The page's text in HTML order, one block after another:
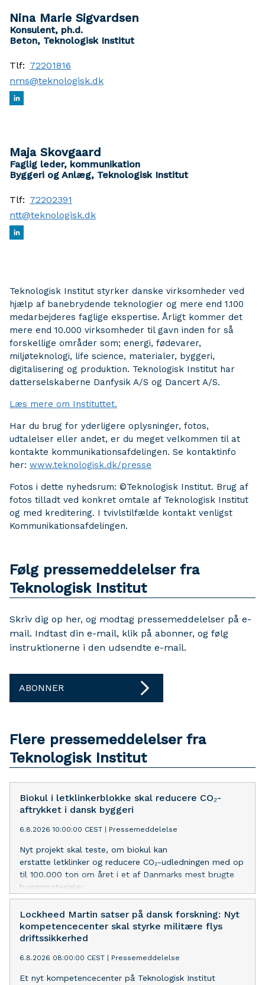
Nina Marie Sigvardsen
Konsulent, ph.d.
Beton, Teknologisk Institut
Tlf: 72201816
nms@teknologisk.dk
Maja Skovgaard
Faglig leder, kommunikation
Byggeri og Anlæg, Teknologisk Institut
Tlf: 72202391
ntt@teknologisk.dk
Teknologisk Institut styrker danske virksomheder ved
hjælp af banebrydende teknologier og mere end 1.100
medarbejderes faglige ekspertise. Årligt kommer det
mere end 10.000 virksomheder til gavn inden for så
forskellige områder som; energi, fødevarer,
miljøteknologi, life science, materialer, byggeri,
digitalisering og produktion. Teknologisk Institut har
datterselskaberne Danfysik A/S og Dancert A/S.
Læs mere om Instituttet.
Har du brug for yderligere oplysninger, fotos,
udtalelser eller andet, er du meget velkommen til at
kontakte kommunikationsafdelingen. Se kontaktinfo
her: www.teknologisk.dk/presse
Fotos i dette nyhedsrum: ©Teknologisk Institut. Brug af
fotos tilladt ved konkret omtale af Teknologisk Institut
og med kreditering. I tvivlstilfælde kontakt venligst
Kommunikationsafdelingen.
Følg pressemeddelelser fra
Teknologisk Institut
Skriv dig op her, og modtag pressemeddelelser på e-
mail. Indtast din e-mail, klik på abonner, og følg
instruktionerne i den udsendte e-mail.
ABONNER
Flere pressemeddelelser fra
Teknologisk Institut
Biokul i letklinkerblokke skal reducere CO₂-
aftrykket i dansk byggeri
6.8.2026 10:00:00 CEST Pressemeddelelse
Nyt projekt skal teste, om biokul kan
erstatte letklinker og reducere CO₂-udledningen med op
til 100.000 ton om året i et af Danmarks mest brugte
byggematerialer.
Lockheed Martin satser på dansk forskning: Nyt
kompetencecenter skal styrke militære flys
driftssikkerhed
6.8.2026 08:00:00 CEST Pressemeddelelse
Et nyt kompetencecenter på Teknologisk Institut